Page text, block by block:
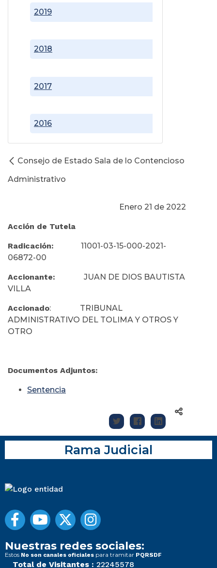
2016
2017
2018
2019
Consejo de Estado Sala de lo Contencioso
Administrativo
Enero 21 de 2022
Acción de Tutela
Radicación: 11001-03-15-000-2021-
06872-00
Accionante:
JUAN DE DIOS BAUTISTA
VILLA
Accionado: TRIBUNAL
ADMINISTRATIVO DEL TOLIMA Y OTROS Y
OTRO
Documentos Adjuntos:
Sentencia
Rama Judicial
Nuestras redes sociales:
Estos No son canales oficiales para tramitar PQRSDF
Total de Visitantes : 22245578